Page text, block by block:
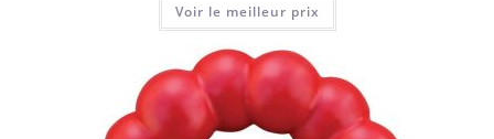
Voir le meilleur prix